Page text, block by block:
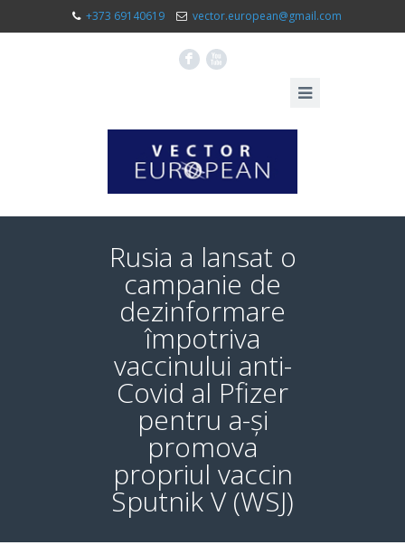
+373 69140619 vector.european@gmail.com
F X
Rusia a lansat o
campanie de
dezinformare
împotriva
vaccinului anti-
Covid al Pfizer
pentru a-și
promova
propriul vaccin
Sputnik V (WSJ)